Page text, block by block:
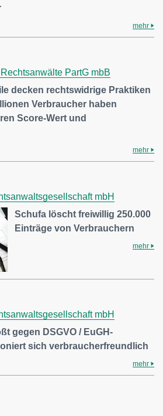
mehr
PartG mbB
decken rechtswidrige Praktiken
Verbraucher haben
Score-Wert und
mehr
mbH
Schufa löscht freiwillig 250.000
Einträge von Verbrauchern
mehr
mbH
gegen DSGVO / EuGH-
sich verbraucherfreundlich
mehr